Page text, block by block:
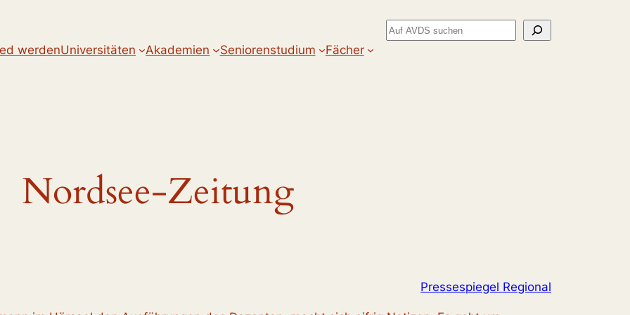
Suchen
werdenUniversitäten Akademien Seniorenstudium Fächer
Nordsee-Zeitung
Pressespiegel Regional